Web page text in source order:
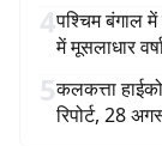
4पश्चिम बंगाल
में मूसलाधार
5कलकत्ता
रिपोर्ट, 28